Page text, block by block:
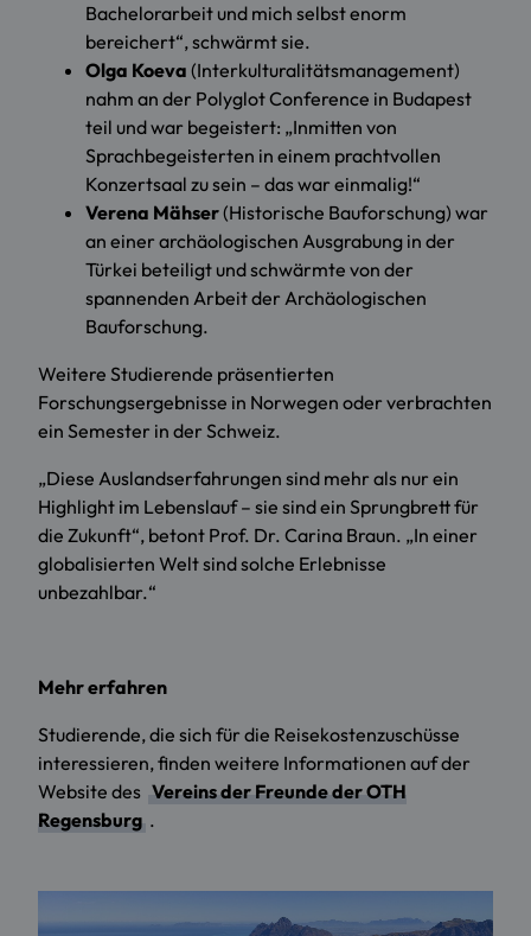
Bachelorarbeit und mich selbst enorm
bereichert“, schwärmt sie.
Olga Koeva (Interkulturalitätsmanagement)
nahm an der Polyglot Conference in Budapest
teil und war begeistert: „Inmitten von
Sprachbegeisterten in einem prachtvollen
Konzertsaal zu sein – das war einmalig!“
Verena Mähser(Historische Bauforschung) war
an einer archäologischen Ausgrabung in der
Türkei beteiligt und schwärmte von der
spannenden Arbeit der Archäologischen
Bauforschung.
Weitere Studierende präsentierten
Forschungsergebnisse in Norwegen oder verbrachten
ein Semester in der Schweiz.
„Diese Auslandserfahrungen sind mehr als nur ein
Highlight im Lebenslauf – sie sind ein Sprungbrett für
die Zukunft“, betont Prof. Dr. Carina Braun. „In einer
globalisierten Welt sind solche Erlebnisse
unbezahlbar.“
Mehr erfahren
Studierende, die sich für die Reisekostenzuschüsse
interessieren, finden weitere Informationen auf der
Website des Vereins der Freunde der OTH
Regensburg .